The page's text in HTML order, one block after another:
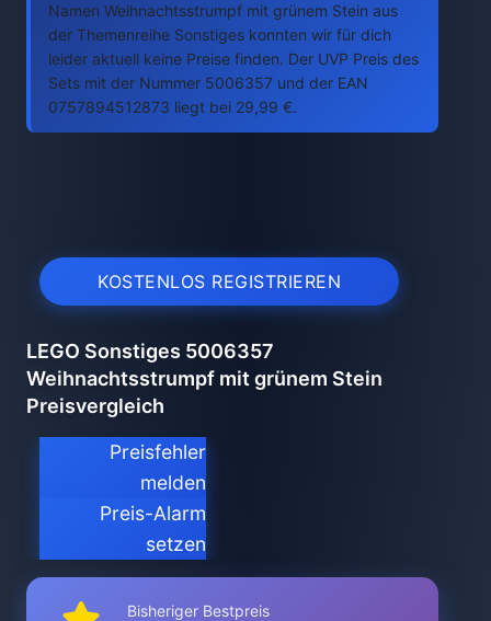
Namen Weihnachtsstrumpf mit grünem Stein aus
der Themenreihe Sonstiges konnten wir für dich
leider aktuell keine Preise finden. Der UVP Preis des
Sets mit der Nummer 5006357 und der EAN
0757894512873 liegt bei 29,99 €.
KOSTENLOS REGISTRIEREN
LEGO Sonstiges 5006357
Weihnachtsstrumpf mit grünem Stein
Preisvergleich
Preisfehler
melden
Preis-Alarm
setzen
Bisheriger Bestpreis